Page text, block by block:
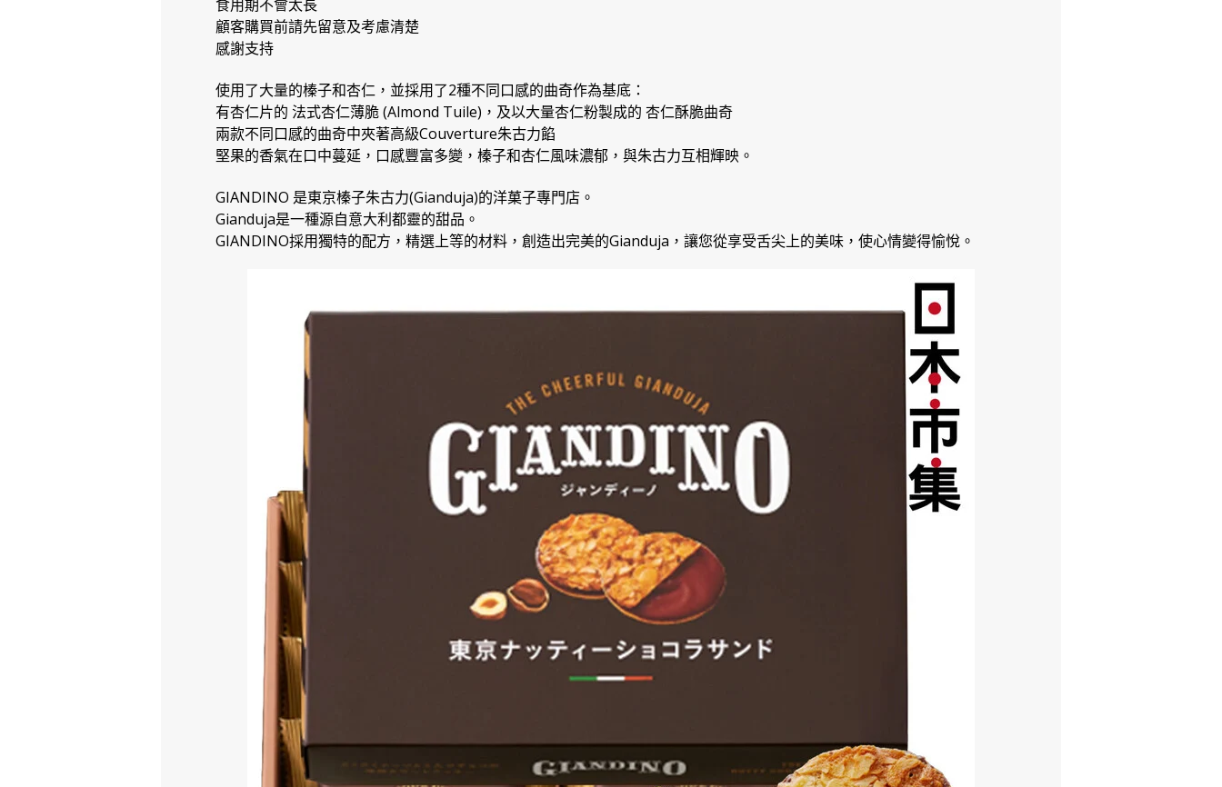
食用期不會太長
顧客購買前請先留意及考慮清楚
感謝支持
使用了大量的榛子和杏仁，並採用了2種不同口感的曲奇作為基底：
有杏仁片的 法式杏仁薄脆 (Almond Tuile)，及以大量杏仁粉製成的 杏仁酥脆曲奇
兩款不同口感的曲奇中夾著高級Couverture朱古力餡
堅果的香氣在口中蔓延，口感豐富多變，榛子和杏仁風味濃郁，與朱古力互相輝映。
GIANDINO 是東京榛子朱古力(Gianduja)的洋菓子專門店。
Gianduja是一種源自意大利都靈的甜品。
GIANDINO採用獨特的配方，精選上等的材料，創造出完美的Gianduja，讓您從享受舌尖上的美味，使心情變得愉悅。